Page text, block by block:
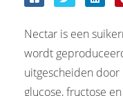
Nectar is een
wordt
uitgescheiden
glucose, fructose